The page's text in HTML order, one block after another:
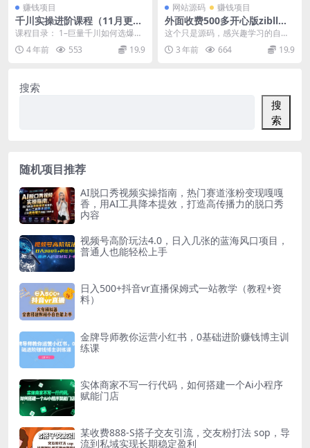
赚钱项目
千川实操进阶课程（11月更
新）包含千川短视频图文、千
课程目录： 1–巨量千川如何选爆款
产品；.mp4 2–巨量千川产品如何制
定售价；...
4 年前 553 19.9
网站源码 赚钱项目
外面收费500多开心版zibll子
比主题v6.4.1 WordPress主
这个只是源码，感兴趣学习的自行
下载，无一对一指导 修复帖子评分
提示授权问题，修复...
3 年前 664 19.9
搜索
搜
索
随机项目推荐
AI脱口秀视频实操指南，热门赛道涨粉变现嘎嘎
香，用AI工具降本提效，打造高传播力的脱口秀
内容
视频号高阶玩法4.0，日入几张的蓝海风口项目，
普通人也能轻松上手
日入500+抖音vr直播保姆式一站教学（教程+资
料）
金牌导师教你运营小红书，0基础进阶赚钱博主训
练课
实体商家不写一行代码，如何搭建一个Ai小程序
赋能门店
某收费888-S搭子交友引流，交友粉打法 sop，导
流到私域实现长期稳定盈利